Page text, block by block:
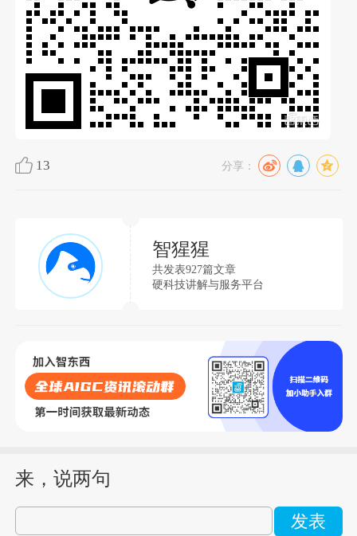
13 分享：
智猩猩
共发表927篇文章
硬科技讲解与服务平台
来，说两句
发表